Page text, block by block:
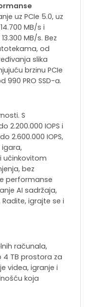
uz PCIe 5.0, uz
MB/s i
MB/s. Bez
od
slika
brzinu PCIe
990 PRO SSD-a.
S
2.200.000 IOPS i
2.600.000 IOPS,
učinkovitom
bez
performanse
AI sadržaja,
igrajte se i
računala,
4 TB prostora za
videa, igranje i
koja